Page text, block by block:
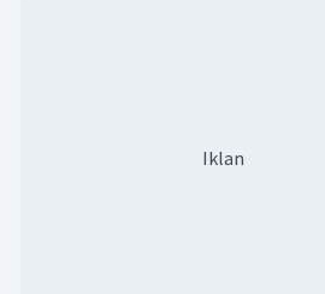
Iklan